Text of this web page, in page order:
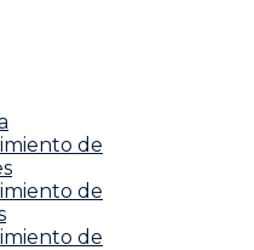
de
de
de